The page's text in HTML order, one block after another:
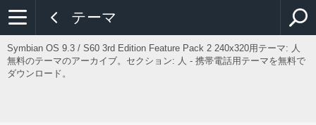
テーマ
Symbian OS 9.3 / S60 3rd Edition Feature Pack 2 240x320用テーマ: 人
無料のテーマのアーカイブ。セクション: 人 - 携帯電話用テーマを無料で
ダウンロード。